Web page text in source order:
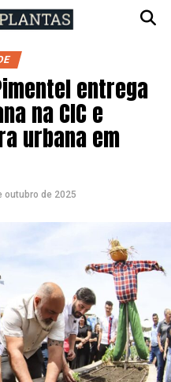
entrega
na CIC e
urbana em
outubro de 2025